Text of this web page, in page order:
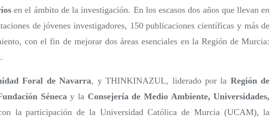
en el ámbito de la investigación. En los escasos dos años que llevan en
de jóvenes investigadores, 150 publicaciones científicas y más de
con el fin de mejorar dos áreas esenciales en la Región de Murcia:
Foral de Navarra, y THINKINAZUL, liderado por la Región de
Sénecay la Consejería de Medio Ambiente, Universidades,
la participación de la Universidad Católica de Murcia (UCAM), la